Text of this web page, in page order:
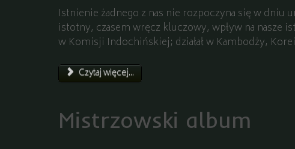
Istnienie żadnego z nas nie rozpoczyna się w
istotny, czasem wręcz kluczowy, wpływ na nasze
w Komisji Indochińskiej; działał w Kambodży,
Czytaj więcej...
Mistrzowski album